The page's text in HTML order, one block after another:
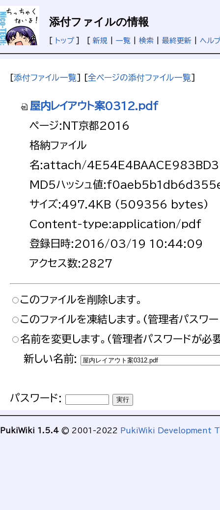
添付ファイルの情報
トップ] [ 新規 一覧 検索 最終更新 ヘルプ
[添付ファイル一覧] [全ページの添付ファイル一覧]
屋内レイアウト案0312.pdf
ページ:NT京都2016
格納ファイル
名:attach/
MD5ハッシュ値
サイズ:497.4KB (509356 bytes)
Content-type:application/pdf
登録日時:2016/03/19 10:44:09
アクセス数:2827
このファイルを削除します。
このファイルを凍結します。(管理者パスワ
名前を変更します。(管理者パスワードが必
新しい名前:
パスワード:
PukiWiki 1.5.4 © 2001-2022 PukiWiki Development